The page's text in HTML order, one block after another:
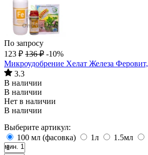
По запросу
123 ₽ 136 ₽ -10%
Микроудобрение Хелат Железа Феровит,
3.3
В наличии
В наличии
Нет в наличии
В наличии
Выберите артикул:
100 мл (фасовка)
1л 1.5мл
мин. 1